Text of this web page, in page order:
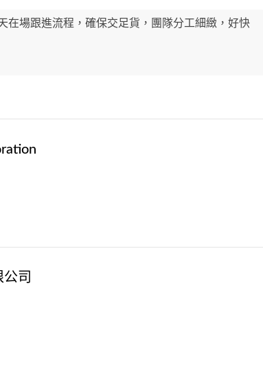
在場跟進流程，確保交足貨，團隊分工細緻，好快
司